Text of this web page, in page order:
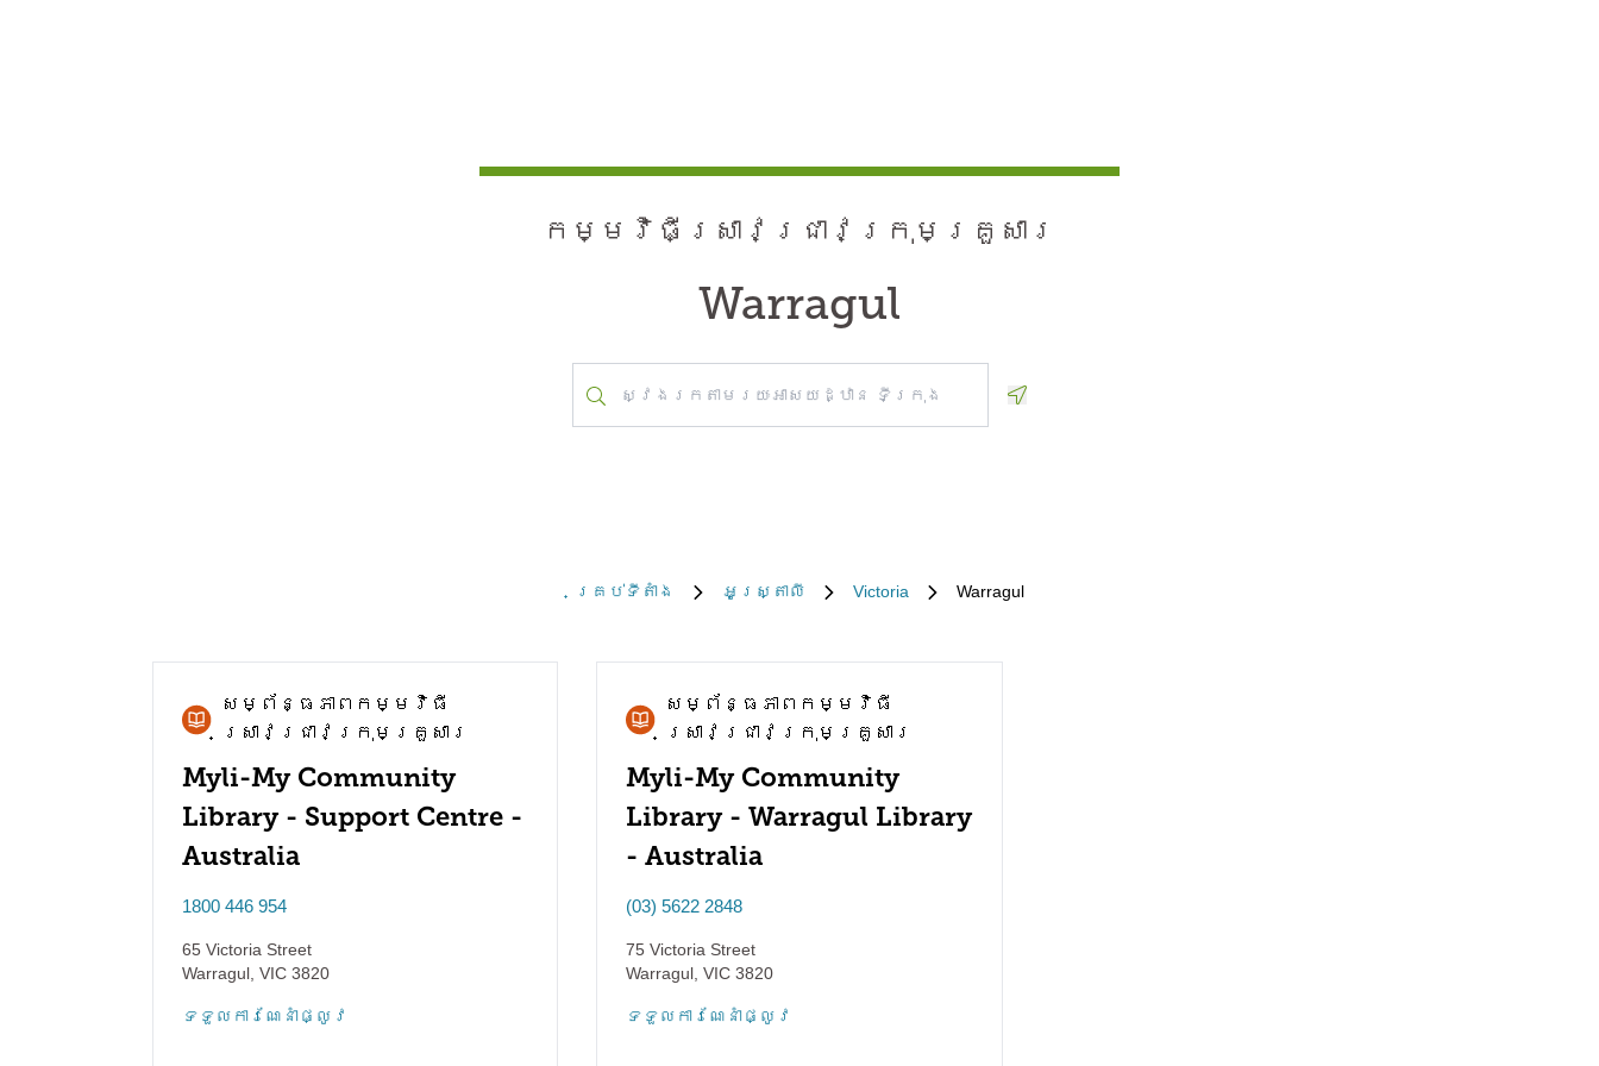
កម្មវិធី​ស្រាវជ្រាវ​ក្រុមគ្រួសារ
Warragul
គ្រប់​ទីតាំង អូស្ត្រាលី Victoria Warragul
សម្ព័ន្ធភាព​កម្មវិធី​
ស្រាវជ្រាវ​ក្រុមគ្រួសារ
Myli-My Community
Library - Support Centre -
Australia
1800 446 954
65 Victoria Street
Warragul VIC 3820
ទទួល​ការណែនាំ​ផ្លូវ
សម្ព័ន្ធភាព​កម្មវិធី​
ស្រាវជ្រាវ​ក្រុមគ្រួសារ
Myli-My Community
Library - Warragul Library
- Australia
(03) 5622 2848
75 Victoria Street
Warragul VIC 3820
ទទួល​ការណែនាំ​ផ្លូវ